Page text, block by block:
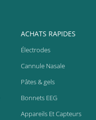
ACHATS RAPIDES
Électrodes
Cannule Nasale
Pâtes & gels
Bonnets EEG
Appareils Et Capteurs